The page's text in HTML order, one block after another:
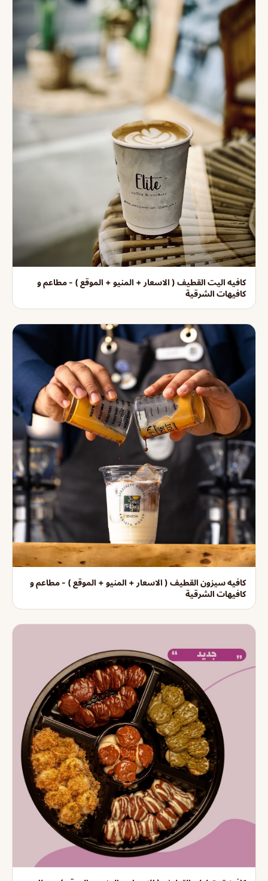
كافيه اليت القطيف ( الاسعار + المنيو + الموقع ) - مطاعم و
كافيهات الشرقية
كافيه سيزون القطيف ( الاسعار + المنيو + الموقع ) - مطاعم و
كافيهات الشرقية